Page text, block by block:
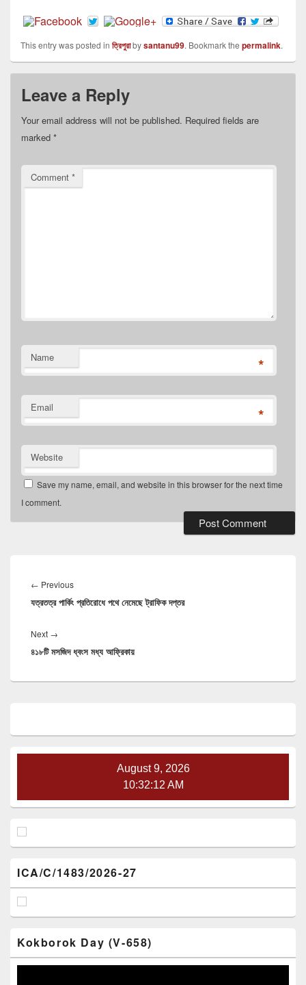
This entry was posted in ত্রিপুরাbysantanu99. Bookmark the permalink.
Leave a Reply
Your email address will not be published. Required fields are
marked *
Comment *
Name *
Email *
Website
Save my name, email, and website in this browser for the next time
I comment.
navigation
← PreviousPrevious
post:
যত্রতত্র পার্কিং প্রতিরোধে পথে নেমেছে ট্রাফিক দপ্তর
Next →
post:
৪১৮টি মসজিদ ধ্বংস মধ্য আফ্রিকায়
Widget
August 9, 2026
10:32:13 AM
ICA/C/1483/2026-27
Kokborok Day (V-658)